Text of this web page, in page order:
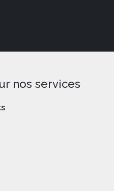
nos services